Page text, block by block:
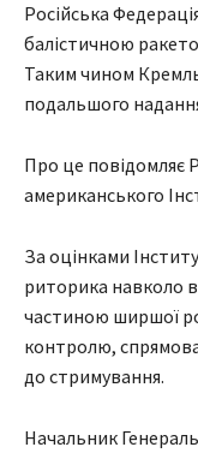
Російська
балістичною
Таким чином
подальшого
Про це повідомляє
американського
За оцінками
риторика навколо
частиною ширшої
контролю,
до стримування.
Начальник